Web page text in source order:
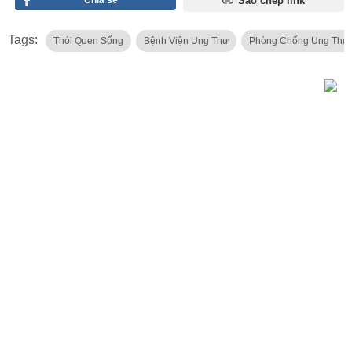
Tags: Thói Quen Sống Bệnh Viện Ung Thư Phòng Chống Ung Thư